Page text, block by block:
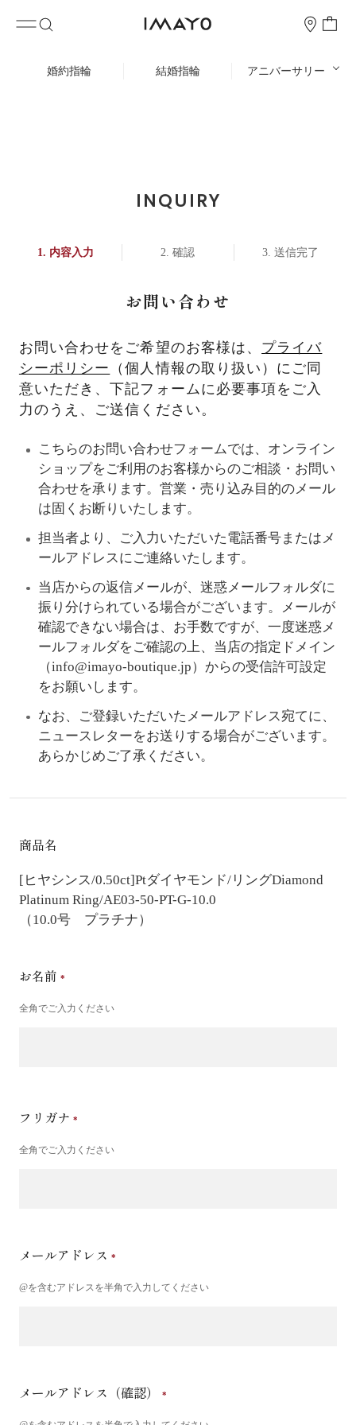
婚約指輪 結婚指輪 アニバーサリー
INQUIRY
内容入力 確認 送信完了
お問い合わせ
お問い合わせをご希望のお客様は、 プライバ
シーポリシー
（個人情報の取り扱い）にご同
意いただき、下記フォームに必要事項をご入
力のうえ、ご送信ください。
こちらのお問い合わせフォームでは、オンライン
ショップをご利用のお客様からのご相談・お問い
合わせを承ります。営業・売り込み目的のメール
は固くお断りいたします。
担当者より、ご入力いただいた電話番号またはメ
ールアドレスにご連絡いたします。
当店からの返信メールが、迷惑メールフォルダに
振り分けられている場合がございます。メールが
確認できない場合は、お手数ですが、一度迷惑メ
ールフォルダをご確認の上、当店の指定ドメイン
（info@imayo-boutique.jp）からの受信許可設定
をお願いします。
なお、ご登録いただいたメールアドレス宛てに、
ニュースレターをお送りする場合がございます。
あらかじめご了承ください。
商品名
[ヒヤシンス/0.50ct]Ptダイヤモンド/リングDiamond
Platinum Ring/AE03-50-PT-G-10.0
（10.0号 プラチナ）
お名前
全角でご入力ください
フリガナ
全角でご入力ください
メールアドレス
@を含むアドレスを半角で入力してください
メールアドレス（確認）